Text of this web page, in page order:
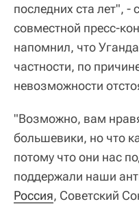
последних ста лет", -
совместной пресс-
напомнил, что
частности, по
невозможности
"Возможно, вам
большевики, но что
потому что они нас
поддержали наши
Россия, Советский